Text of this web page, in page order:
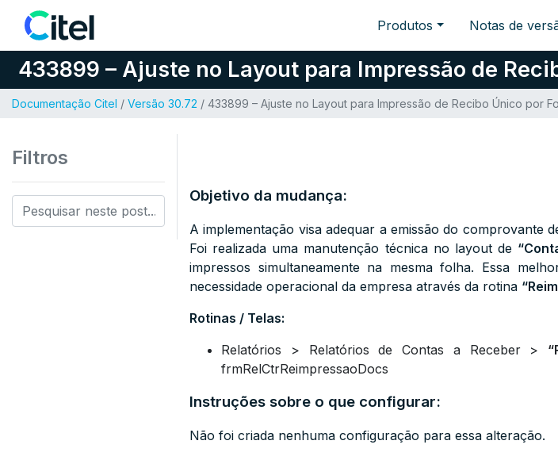
Pular para o conteúdo Produtos Notas de
433899 – Ajuste no Layout para Impressão de
Documentação Citel / Versão 30.72 / 433899 – Ajuste no Layout para Impressão de Recibo Único por
Filtros
Objetivo da mudança:
A implementação visa adequar a emissão do comprovante
Foi realizada uma manutenção técnica no layout de
impressos simultaneamente na mesma folha. Essa
necessidade operacional da empresa através da rotina
Rotinas / Telas:
Relatórios > Relatórios de Contas a Receber >
frmRelCtrReimpressaoDocs
Instruções sobre o que configurar:
Não foi criada nenhuma configuração para essa alteração.